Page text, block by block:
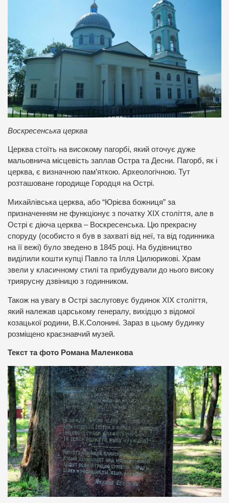
Воскресенська церква
Церква стоїть на високому пагорбі, який оточує дуже
мальовнича місцевість заплав Остра та Десни. Пагорб, як і
церква, є визначною пам’яткою. Археологічною. Тут
розташоване городище Городця на Острі.
Михайлівська церква, або “Юрієва божниця” за
призначенням не функціонує з початку ХІХ століття, але в
Острі є діюча церква – Воскресенська. Цю прекрасну
споруду (особисто я був в захваті від неї, та від годинника
на її вежі) було зведено в 1845 році. На будівництво
виділили кошти купці Павло та Ілля Цилюрикові. Храм
звели у класичному стилі та прибудували до нього високу
триярусну дзвіницю з годинником.
Також на увагу в Острі заслуговує будинок ХІХ століття,
який належав царському генералу, вихідцю з відомої
козацької родини, В.К.Солонині. Зараз в цьому будинку
розміщено краєзнавчий музей.
Текст та фото Романа Маленкова